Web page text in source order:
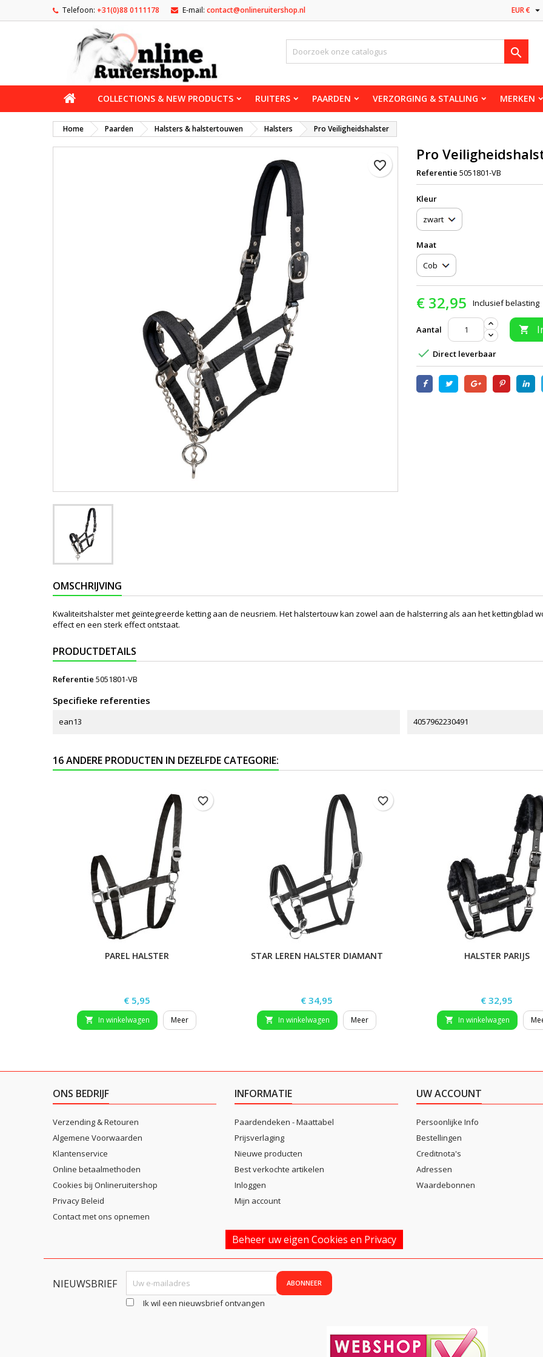
Telefoon: +31(0)88 0111178 E-mail: contact@onlineruitershop.nl EUR € 

COLLECTIONS & NEW PRODUCTS RUITERS PAARDEN VERZORGING & STALLING MERKEN
Home Paarden Halsters & halstertouwen Halsters Pro Veiligheidshalster
favorite_border
Pro
Referentie 5051801-VB
Kleur
Maat
€ 32,95 Inclusief belasting
Aantal 
 Direct leverbaar
OMSCHRIJVING
Kwaliteitshalster met geïntegreerde ketting aan de neusriem. Het halstertouw kan zowel aan de halsterring als aan het kettingblad
effect en een sterk effect ontstaat.
PRODUCTDETAILS
Referentie 5051801-VB
Specifieke referenties
ean13 4057962230491
16 ANDERE PRODUCTEN IN DEZELFDE CATEGORIE:
PAREL HALSTER
Prijs
€ 5,95
 In winkelwagen Meer
favorite_border
STAR LEREN HALSTER DIAMANT
Prijs
€ 34,95
 In winkelwagen Meer
favorite_border
HALSTER PARIJS
Prijs
€ 32,95
 In winkelwagen
ONS BEDRIJF
Verzending & Retouren
Algemene Voorwaarden
Klantenservice
Online betaalmethoden
Cookies bij Onlineruitershop
Privacy Beleid
Contact met ons opnemen
INFORMATIE
Paardendeken - Maattabel
Prijsverlaging
Nieuwe producten
Best verkochte artikelen
Inloggen
Mijn account
UW ACCOUNT
Persoonlijke Info
Bestellingen
Creditnota's
Adressen
Waardebonnen
Beheer uw eigen Cookies en Privacy
NIEUWSBRIEF
Ik wil een nieuwsbrief ontvangen